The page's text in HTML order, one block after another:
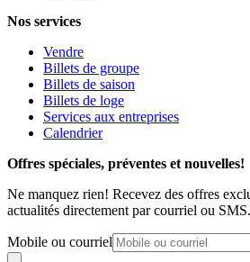
Nos services
Vendre
Billets de groupe
Billets de saison
Billets de loge
Services aux entreprises
Calendrier
Offres spéciales, préventes et nouvelles!
Ne manquez rien! Recevez des offres
actualités directement par courriel ou SMS.
Mobile ou courriel